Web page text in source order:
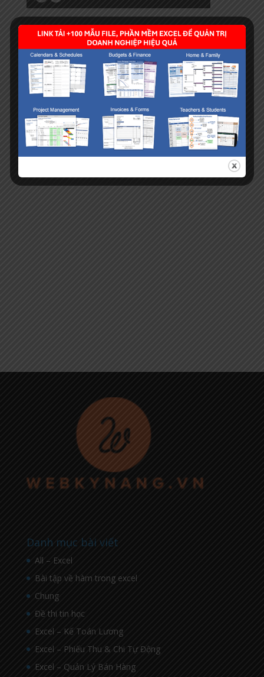
Danh mục bài viết
All – Excel
Bài tập về hàm trong excel
Chung
Đề thi tin học
Excel – Kế Toán Lương
Excel – Phiếu Thu & Chi Tự Động
Excel – Quản Lý Bán Hàng